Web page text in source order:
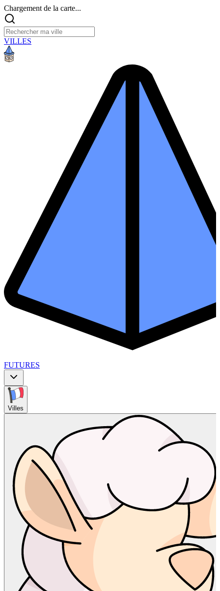
Chargement de la carte...
VILLES
FUTURES
Villes